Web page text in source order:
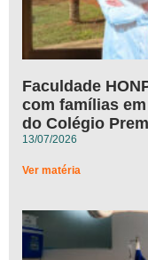
Faculdade
com famílias
do Colégio
13/07/2026
Ver matéria